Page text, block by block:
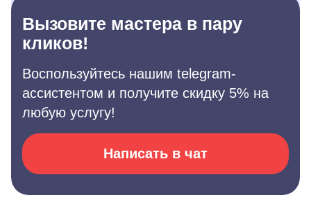
Вызовите мастера в пару
кликов!
Воспользуйтесь нашим telegram-
ассистентом и получите скидку 5% на
любую услугу!
Написать в чат